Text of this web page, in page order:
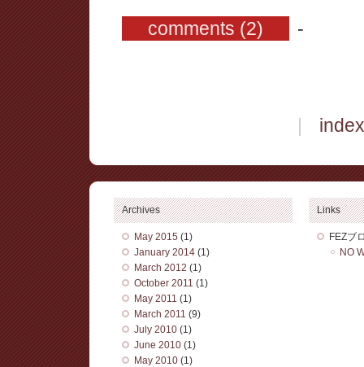
comments (2) -
| index
Archives
May 2015 (1)
January 2014 (1)
March 2012 (1)
October 2011 (1)
May 2011 (1)
March 2011 (9)
July 2010 (1)
June 2010 (1)
May 2010 (1)
Links
FEZブ
NO